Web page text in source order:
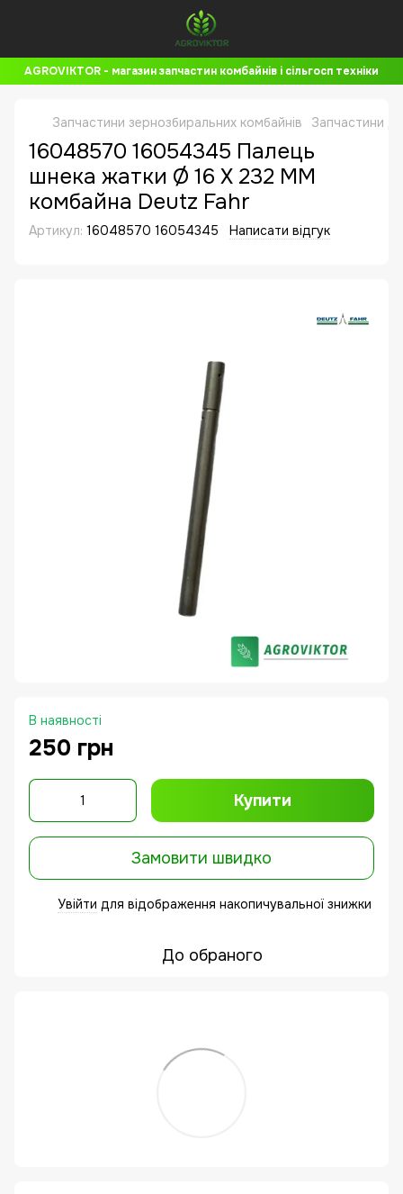
AGROVIKTOR - магазин запчастин комбайнів і сільгосп техніки
Запчастини зернозбиральних комбайнів Запчастини
16048570 16054345 Палець
шнека жатки Ø 16 X 232 MM
комбайна Deutz Fahr
Артикул: 16048570 16054345 Написати відгук
В наявності
250 грн
Купити
Замовити швидко
Увійти для відображення накопичувальної знижки
До обраного